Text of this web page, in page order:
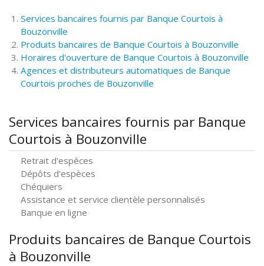
Services bancaires fournis par Banque Courtois à
Bouzonville
Produits bancaires de Banque Courtois à Bouzonville
Horaires d'ouverture de Banque Courtois à Bouzonville
Agences et distributeurs automatiques de Banque
Courtois proches de Bouzonville
Services bancaires fournis par Banque
Courtois à Bouzonville
Retrait d'espèces
Dépôts d'espèces
Chéquiers
Assistance et service clientèle personnalisés
Banque en ligne
Produits bancaires de Banque Courtois
à Bouzonville